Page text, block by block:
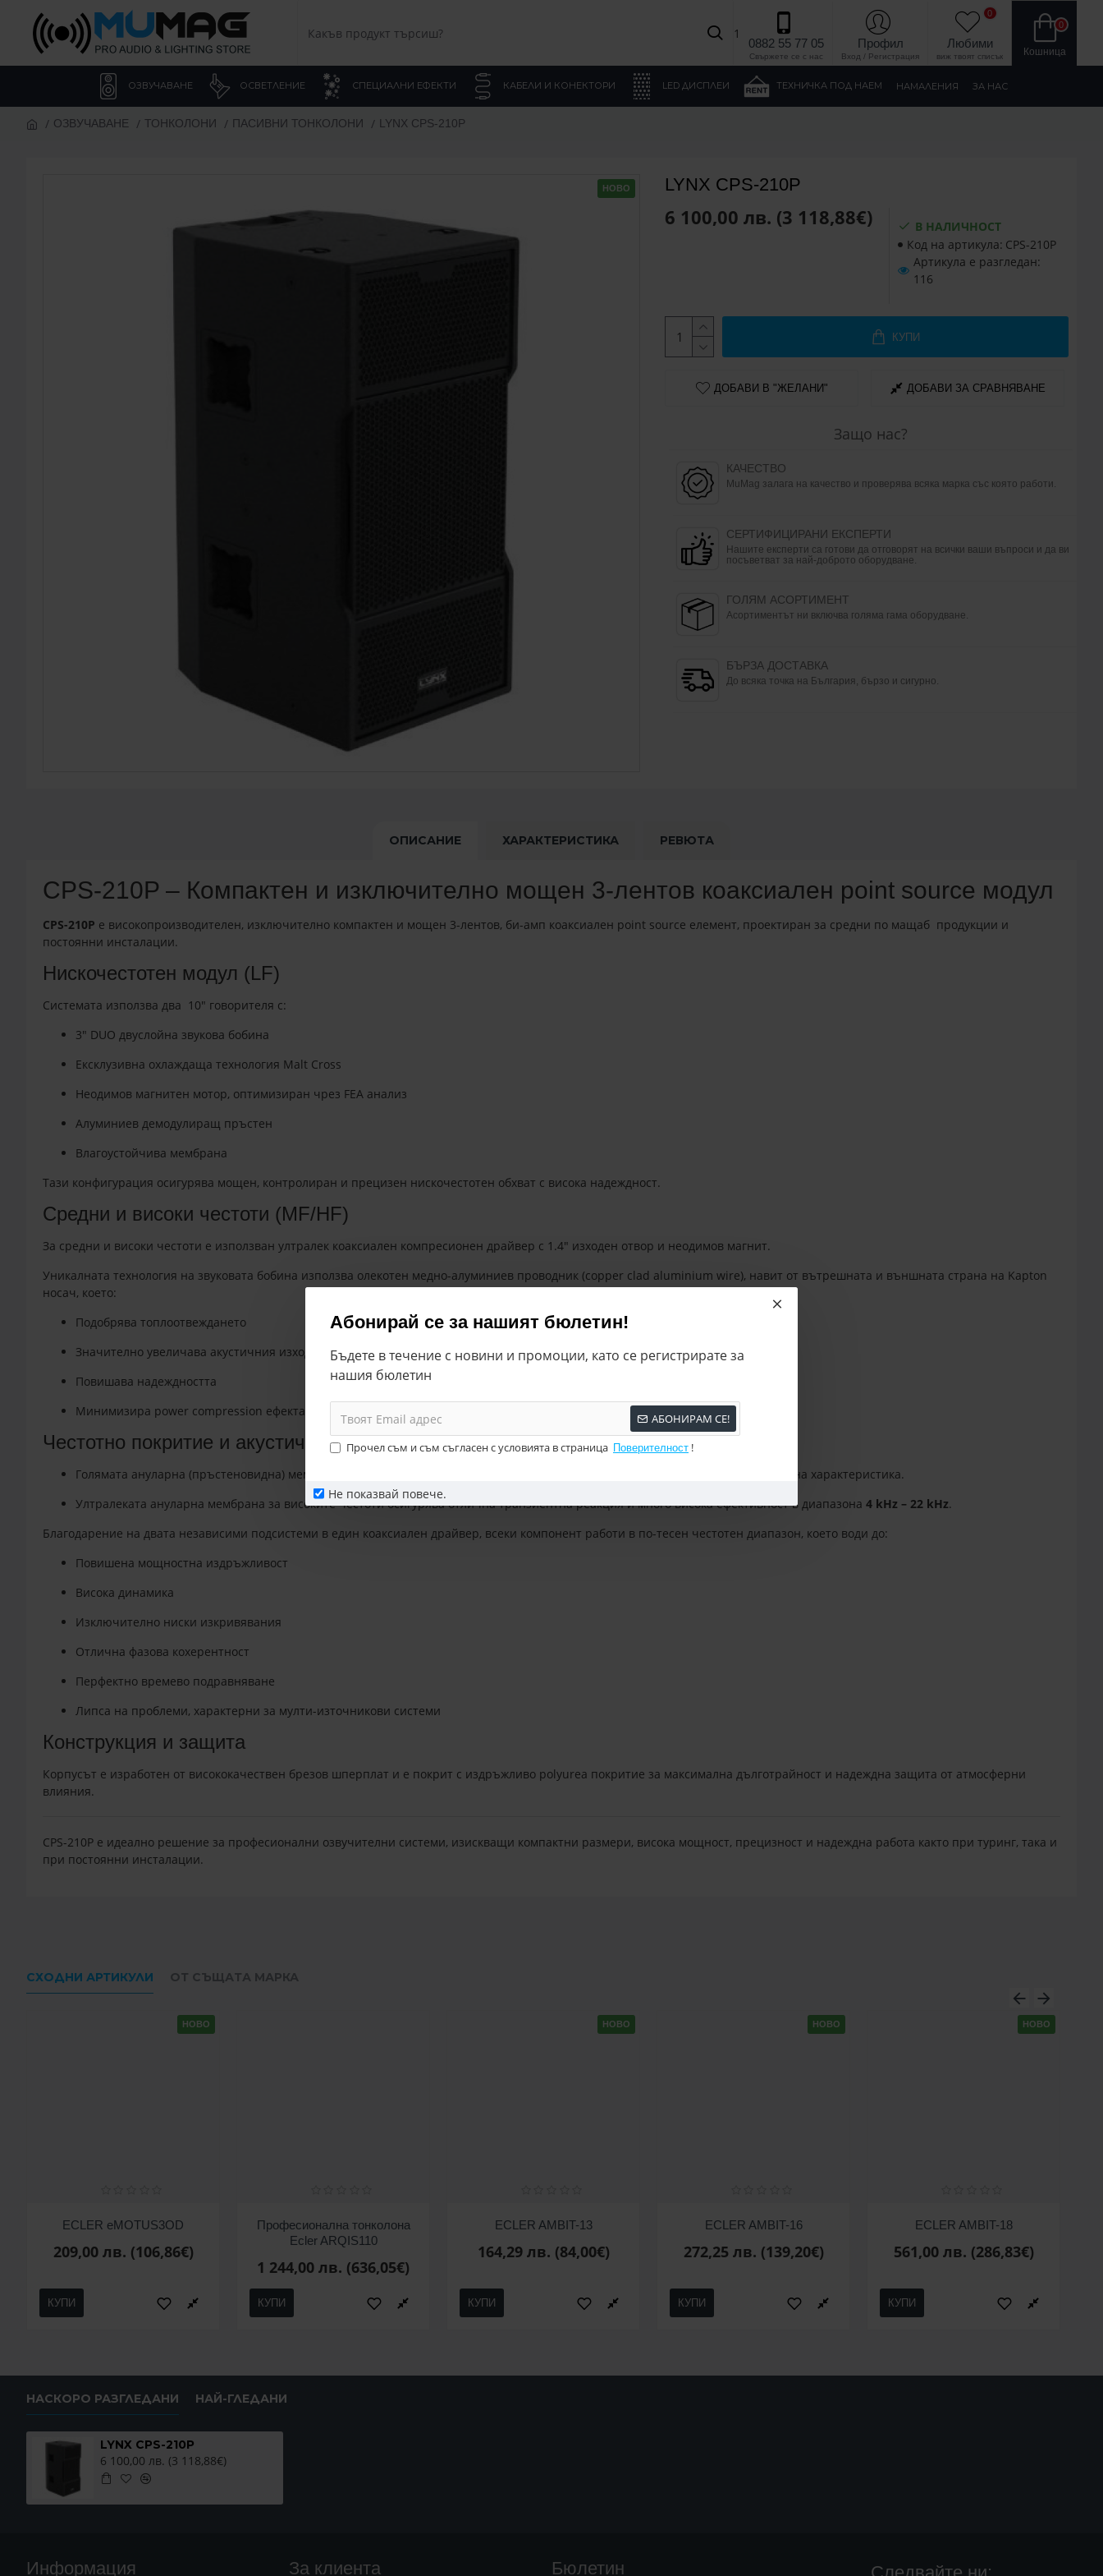
Абонирай се за нашият бюлетин!
Бъдете в течение с новини и промоции, като се регистрирате за
нашия бюлетин
АБОНИРАМ СЕ!
Прочел съм и съм съгласен с условията в страница Поверителност !
Не показвай повече.
1
0882 55 77 05
Свържете се с нас
Профил
Вход / Регистрация
Любими
виж твоят списък
0
Кошница
0
ОЗВУЧАВАНЕ ОСВЕТЛЕНИЕ СПЕЦИАЛНИ ЕФЕКТИ КАБЕЛИ И КОНЕКТОРИ LED ДИСПЛЕИ ТЕХНИЧКА ПОД НАЕМ НАМАЛЕНИЯ ЗА НАС
ОЗВУЧАВАНЕ ТОНКОЛОНИ ПАСИВНИ ТОНКОЛОНИ LYNX CPS-210P
НОВО LYNX CPS-210P
6 100,00 лв. (3 118,88€)
В НАЛИЧНОСТ
Код на артикула: CPS-210P
Артикула е разгледан:
116
КУПИ
ДОБАВИ В "ЖЕЛАНИ" ДОБАВИ ЗА СРАВНЯВАНЕ
Защо нас?
КАЧЕСТВО
MuMag залага на качество и проверява всяка марка със която работи.
СЕРТИФИЦИРАНИ ЕКСПЕРТИ
Нашите експерти са готови да отговорят на всички ваши въпроси и да ви
посъветват за най-доброто оборудване.
ГОЛЯМ АСОРТИМЕНТ
Асортиментът ни включва голяма гама оборудване.
БЪРЗА ДОСТАВКА
До всяка точка на България, бързо и сигурно.
ОПИСАНИЕ ХАРАКТЕРИСТИКА РЕВЮТА
CPS-210P – Компактен и изключително мощен 3-лентов коаксиален point source модул
CPS-210P е високопроизводителен, изключително компактен и мощен 3-лентов, би-амп коаксиален point source елемент, проектиран за средни по мащаб продукции и
постоянни инсталации.
Нискочестотен модул (LF)
Системата използва два 10″ говорителя с:
3″ DUO двуслойна звукова бобина
Ексклузивна охлаждаща технология Malt Cross
Неодимов магнитен мотор, оптимизиран чрез FEA анализ
Алуминиев демодулиращ пръстен
Влагоустойчива мембрана
Тази конфигурация осигурява мощен, контролиран и прецизен нискочестотен обхват с висока надеждност.
Средни и високи честоти (MF/HF)
За средни и високи честоти е използван ултралек коаксиален компресионен драйвер с 1.4″ изходен отвор и неодимов магнит.
Уникалната технология на звуковата бобина използва олекотен медно-алуминиев проводник (copper clad aluminium wire), навит от вътрешната и външната страна на Kapton
носач, което:
Подобрява топлоотвеждането
Значително увеличава акустичния изход
Повишава надеждността
Минимизира power compression ефекта
Честотно покритие и акустична производителност
Голямата ануларна (пръстеновидна) мембрана за средните честоти покрива диапазона от
с плавна и линейна характеристика.
Ултралеката ануларна мембрана за високите честоти осигурява отлична транзиентна реакция и много висока ефективност в диапазона 4 kHz – 22 kHz.
Благодарение на двата независими подсистеми в един коаксиален драйвер, всеки компонент работи в по-тесен честотен диапазон, което води до:
Повишена мощностна издръжливост
Висока динамика
Изключително ниски изкривявания
Отлична фазова кохерентност
Перфектно времево подравняване
Липса на проблеми, характерни за мулти-източникови системи
Конструкция и защита
Корпусът е изработен от висококачествен брезов шперплат и е покрит с издръжливо polyurea покритие за максимална дълготрайност и надеждна защита от атмосферни
влияния.
CPS-210P е идеално решение за професионални озвучителни системи, изискващи компактни размери, висока мощност, прецизност и надеждна работа както при туринг, така и
при постоянни инсталации.
СХОДНИ АРТИКУЛИ ОТ СЪЩАТА МАРКА
НОВО
ECLER eMOTUS3OD
209,00 лв. (106,86€)
КУПИ
Професионална тонколона
Ecler ARQIS110
1 244,00 лв. (636,05€)
КУПИ
НОВО
ECLER AMBIT-13
164,29 лв. (84,00€)
КУПИ
НОВО
ECLER AMBIT-16
272,25 лв. (139,20€)
КУПИ
НОВО
ECLER AMBIT-18
561,00 лв. (286,83€)
КУПИ
НАСКОРО РАЗГЛЕДАНИ НАЙ-ГЛЕДАНИ
LYNX CPS-210P
6 100,00 лв. (3 118,88€)
Информация За клиента Бюлетин